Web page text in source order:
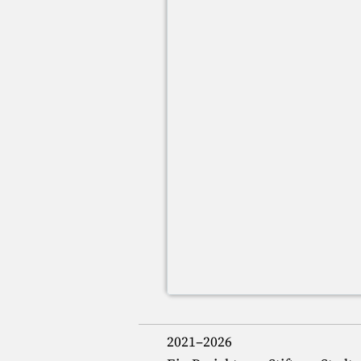
2021–2026